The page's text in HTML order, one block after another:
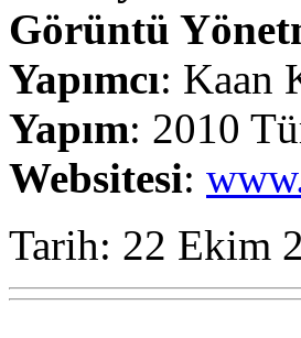
Görüntü
Yapımcı: Kaan
Yapım: 2010
Websitesi:
Tarih: 22 Ekim